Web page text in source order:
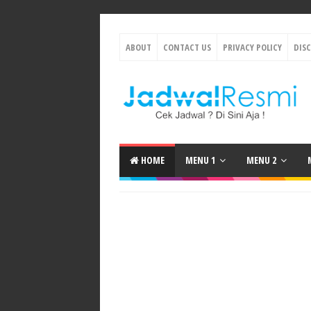
ABOUT CONTACT US PRIVACY POLICY
HOME MENU 1 MENU 2